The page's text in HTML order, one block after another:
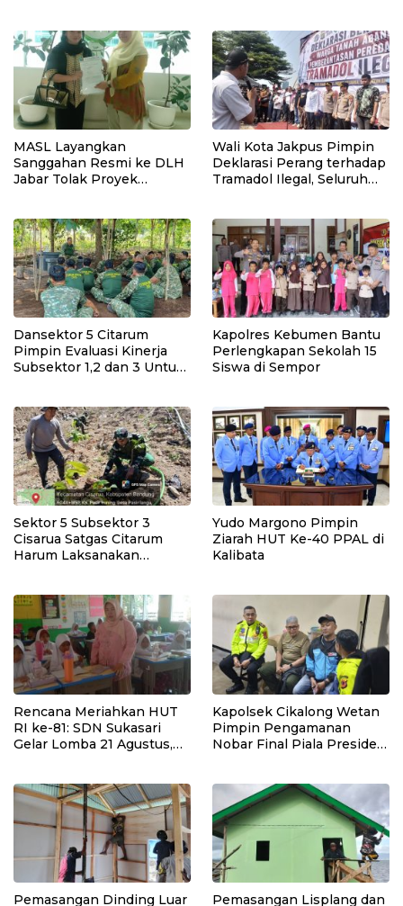
MASL Layangkan
Sanggahan Resmi ke DLH
Jabar Tolak Proyek
Budaya dan Risiko Gempa
Sesar Baribis
Wali Kota Jakpus Pimpin
Deklarasi Perang terhadap
Tramadol Ilegal, Seluruh
Dansektor 5 Citarum
Pimpin Evaluasi Kinerja
Subsektor 1,2 dan 3 Untuk
Lingkungan
Kapolres Kebumen Bantu
Perlengkapan Sekolah 15
Siswa di Sempor
Sektor 5 Subsektor 3
Cisarua Satgas Citarum
Harum Laksanakan
Perkuat Edukasi
Kepedulian Lingkungan
Yudo Margono Pimpin
Ziarah HUT Ke-40 PPAL di
Kalibata
Rencana Meriahkan HUT
RI ke-81: SDN Sukasari
Gelar Lomba 21 Agustus,
Kapolsek Cikalong Wetan
Pimpin Pengamanan
Nobar Final Piala Presiden
Pemasangan Dinding Luar Pemasangan Lisplang dan